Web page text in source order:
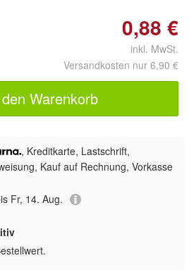
0,88 €
inkl. MwSt.
Versandkosten nur 6,90 €
Warenkorb
, Kreditkarte, Lastschrift,
Kauf auf Rechnung, Vorkasse
Fr, 14. Aug.